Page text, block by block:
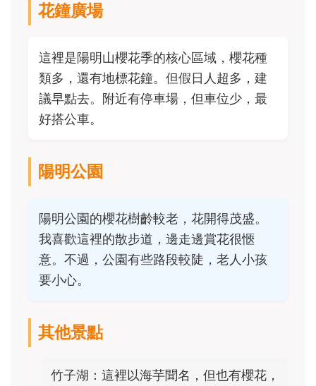
花鐘廣場
這裡是陽明山櫻花季的核心區域，櫻花種
類多，還有地標花鐘。但假日人超多，建
議早點去。附近有停車場，但車位少，最
好搭公車。
陽明公園
陽明公園的櫻花樹齡較老，花開得茂盛。
我喜歡這裡的散步道，邊走邊賞花很愜
意。不過，公園有些路段較陡，老人小孩
要小心。
其他景點
竹子湖：這裡以海芋聞名，但也有櫻花，